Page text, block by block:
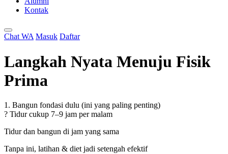
Kontak
Chat WA Masuk Daftar
Langkah Nyata Menuju Fisik
Prima
1. Bangun fondasi dulu (ini yang paling penting)
? Tidur cukup 7–9 jam per malam
Tidur dan bangun di jam yang sama
Tanpa ini, latihan & diet jadi setengah efektif